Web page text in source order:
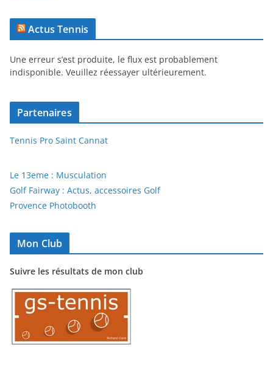
Actus Tennis
Une erreur s’est produite, le flux est probablement
indisponible. Veuillez réessayer ultérieurement.
Partenaires
Tennis Pro Saint Cannat
Le 13eme : Musculation
Golf Fairway : Actus, accessoires Golf
Provence Photobooth
Mon Club
Suivre les résultats de mon club